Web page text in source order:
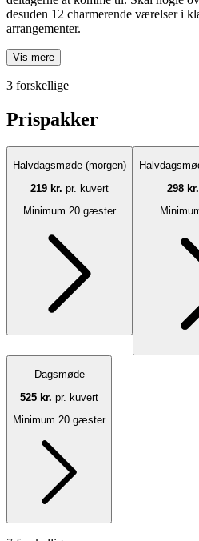
desuden 12 charmerende værelser i
arrangementer.
Vis mere
3 forskellige
Prispakker
Halvdagsmøde (morgen)
219 kr. pr. kuvert
Minimum 20 gæster
298 kr.
Dagsmøde
525 kr. pr. kuvert
Minimum 20 gæster